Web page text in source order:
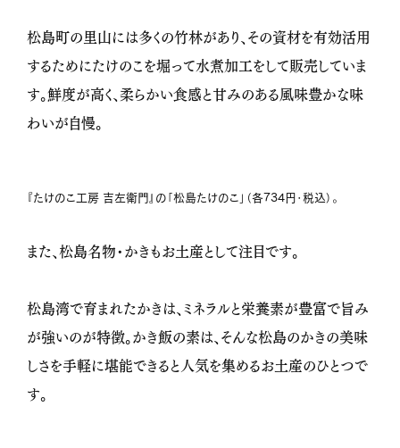
松島町の里山には多くの竹林があり、その資材を有効活用
するためにたけのこを堀って水煮加工をして販売していま
す。鮮度が高く、柔らかい食感と甘みのある風味豊かな味
わいが自慢。
『たけのこ工房 吉左衛門』の「松島たけのこ」（各734円・税込）。
また、松島名物・かきもお土産として注目です。
松島湾で育まれたかきは、ミネラルと栄養素が豊富で旨み
が強いのが特徴。かき飯の素は、そんな松島のかきの美味
しさを手軽に堪能できると人気を集めるお土産のひとつで
す。